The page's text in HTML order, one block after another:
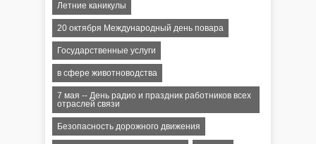
Летние каникулы
20 октября Международный день повара
Государственные услуги
в сфере животноводства
7 мая -- День радио и праздник работников всех
отраслей связи
Безопасность дорожного движения